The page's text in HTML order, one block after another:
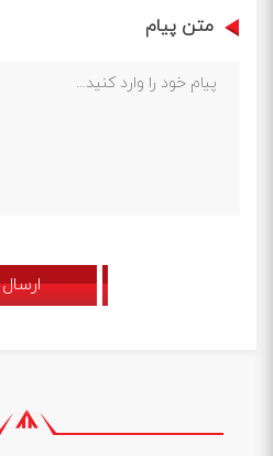
متن پیام
ارسال